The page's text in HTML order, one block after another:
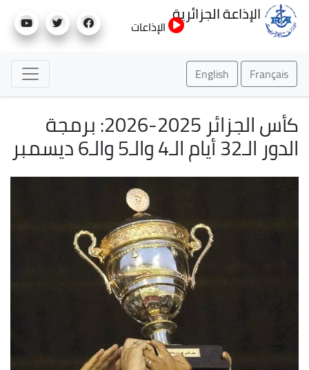
إلى
الإذاعة الجزائرية
الإذاعات
Français
English
كأس الجزائر 2025-2026: برمجة
الدور الـ32 أيام الـ4 والـ5 والـ6 ديسمبر